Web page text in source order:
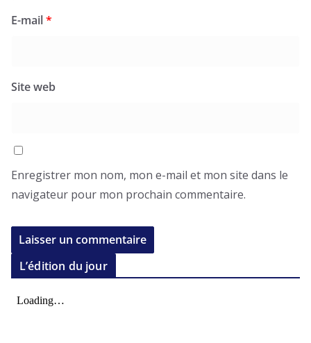
E-mail*
Site web
Enregistrer mon nom, mon e-mail et mon site dans le
navigateur pour mon prochain commentaire.
L’édition du jour